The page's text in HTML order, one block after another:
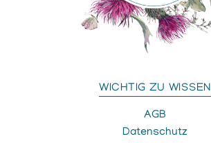
WICHTIG ZU WISSEN
AGB
Datenschutz